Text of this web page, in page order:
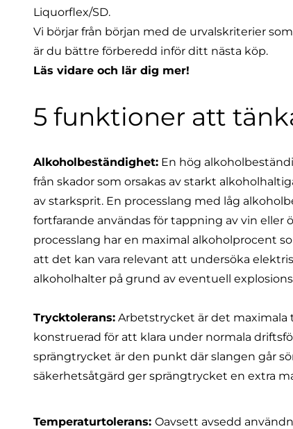
Liquorflex/SD.
Vi börjar från början med de urvalskriterier
är du bättre förberedd inför ditt nästa köp.
Läs vidare och lär dig mer!
5 funktioner att
Alkoholbeständighet: En hög
från skador som orsakas av starkt
av starksprit. En processlang med låg
fortfarande användas för tappning av vin eller
processlang har en maximal alkoholprocent
att det kan vara relevant att undersöka
alkoholhalter på grund av eventuell
Trycktolerans: Arbetstrycket är det maximala
konstruerad för att klara under normala
sprängtrycket är den punkt där slangen går
säkerhetsåtgärd ger sprängtrycket en extra
Temperaturtolerans: Oavsett avsedd